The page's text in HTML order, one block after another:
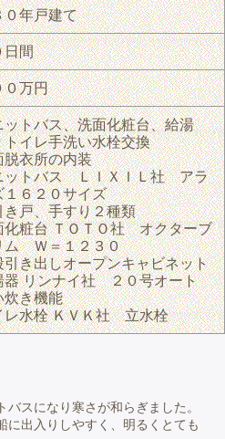
０年戸建て
日間
０万円
ットバス、洗面化粧台、給湯
トイレ手洗い水栓交換
脱衣所の内装
ットバス ＬＩＸＩＬ社 アラ
１６２０サイズ
き戸、手すり２種類
化粧台 ＴＯＴＯ社 オクターブ
ム Ｗ＝１２３０
引き出しオープンキャビネット
器 リンナイ社 ２０号オート
炊き機能
レ水栓 ＫＶＫ社 立水栓
スになり寒さが和らぎました。
に出入りしやすく、明るくとても